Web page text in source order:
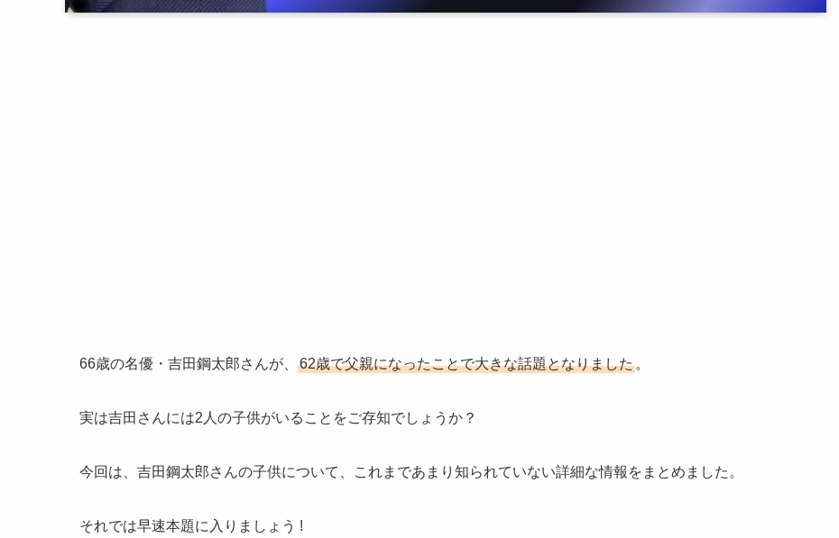
66歳の名優・吉田鋼太郎さんが、 62歳で父親になったことで大きな話題となりました。
実は吉田さんには2人の子供がいることをご存知でしょうか？
今回は、吉田鋼太郎さんの子供について、これまであまり知られていない詳細な情報をまとめました。
それでは早速本題に入りましょう !